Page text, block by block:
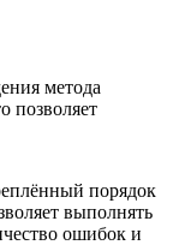
метода
позволяет
порядок
выполнять
ошибок и